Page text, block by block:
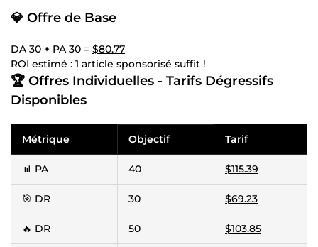
💎 Offre de Base
DA 30 + PA 30 = $80.77
ROI estimé : 1 article sponsorisé suffit !
🏆 Offres Individuelles - Tarifs Dégressifs
Disponibles
Métrique Objectif Tarif
📊 PA 40 $115.39
🎯 DR 30 $69.23
🔥 DR 50 $103.85